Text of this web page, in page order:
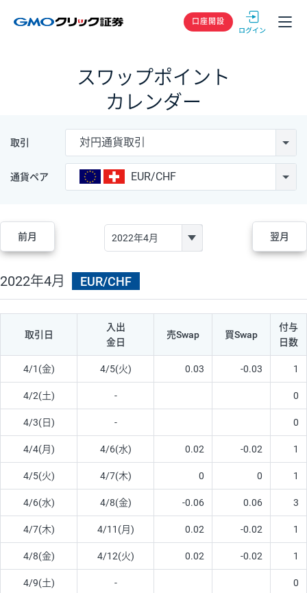
GMOクリック
口座開設
スワップポイント
カレンダー
取引 対円通貨取引
通貨ペア EUR/CHF
前月 翌月
2022年4月 EUR/CHF
取引日
入出
金日
売Swap 買Swap
付与
日数
4/1(金) 4/5(火) 0.03 -0.03 1
4/2(土) - 0
4/3(日) - 0
4/4(月) 4/6(水) 0.02 -0.02 1
4/5(火) 4/7(木) 0 0 1
4/6(水) 4/8(金) -0.06 0.06 3
4/7(木) 4/11(月) 0.02 -0.02 1
4/8(金) 4/12(火) 0.02 -0.02 1
4/9(土) - 0